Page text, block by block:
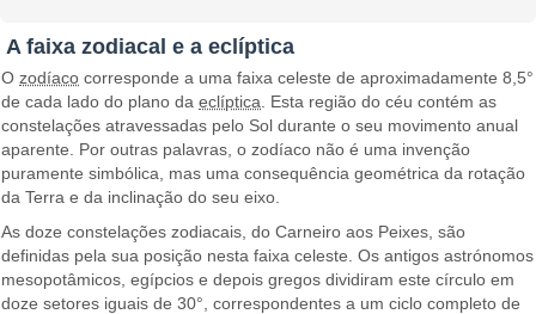
A faixa zodiacal e a eclíptica
Ozodíaco corresponde a uma faixa celeste de aproximadamente 8,5°
de cada lado do plano daeclíptica. Esta região do céu contém as
constelações atravessadas pelo Sol durante o seu movimento anual
aparente. Por outras palavras, o zodíaco não é uma invenção
puramente simbólica, mas uma consequência geométrica da rotação
da Terra e da inclinação do seu eixo.
As doze constelações zodiacais, do Carneiro aos Peixes, são
definidas pela sua posição nesta faixa celeste. Os antigos astrónomos
mesopotâmicos, egípcios e depois gregos dividiram este círculo em
doze setores iguais de 30°, correspondentes a um ciclo completo de